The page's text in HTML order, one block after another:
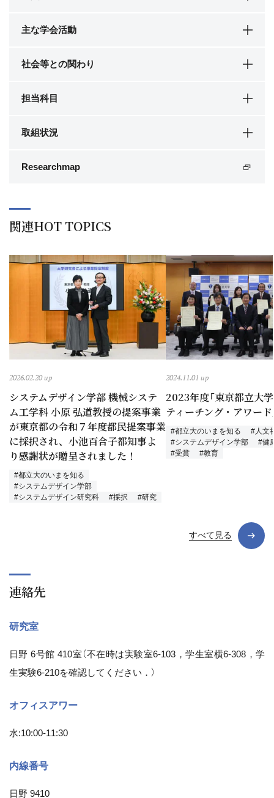
主な学会活動
社会等との関わり
担当科目
取組状況
Researchmap
関連HOT TOPICS
2026.02.20 up
システムデザイン学部 機械システ
ム工学科 小原 弘道教授の提案事業
が東京都の令和７年度都民提案事業
に採択され、小池百合子都知事よ
り感謝状が贈呈されました！
#都立大のいまを知る
#システムデザイン学部
#システムデザイン研究科
#採択 #研究
2024.11.01 up
2023年度「東京都立大
ティーチング・アワード
#都立大のいまを知る
#人文
#システムデザイン学部
#健
#受賞
#教育
すべて見る
連絡先
研究室
日野 6号館 410室（不在時は実験室6-103，学生室横6-308，学
生実験6-210を確認してください．）
オフィスアワー
水:10:00-11:30
内線番号
日野 9410